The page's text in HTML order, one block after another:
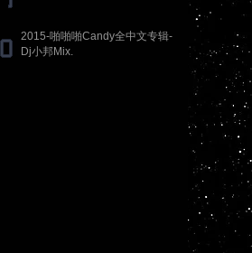
2015-啪啪啪Candy全中文专辑-
Dj小邦Mix.